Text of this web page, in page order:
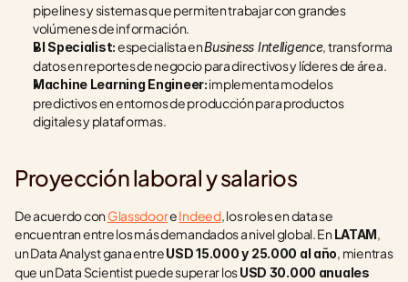
pipelines y sistemas que permiten trabajar con grandes
volúmenes de información.
BI Specialist: especialista en Business Intelligence, transforma
datos en reportes de negocio para directivos y líderes de área.
Machine Learning Engineer: implementa modelos
predictivos en entornos de producción para productos
digitales y plataformas.
Proyección laboral y salarios
De acuerdo con Glassdoor e Indeed, los roles en data se
encuentran entre los más demandados a nivel global. En LATAM,
un Data Analyst gana entre USD 15.000 y 25.000 al año, mientras
que un Data Scientist puede superar los USD 30.000 anuales